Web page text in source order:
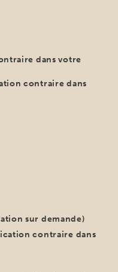
dans votre
contraire dans
sur demande)
contraire dans